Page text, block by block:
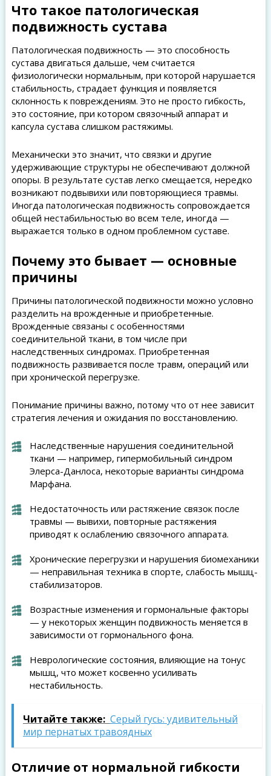
Что такое патологическая
подвижность сустава
Патологическая подвижность — это способность
сустава двигаться дальше, чем считается
физиологически нормальным, при которой нарушается
стабильность, страдает функция и появляется
склонность к повреждениям. Это не просто гибкость,
это состояние, при котором связочный аппарат и
капсула сустава слишком растяжимы.
Механически это значит, что связки и другие
удерживающие структуры не обеспечивают должной
опоры. В результате сустав легко смещается, нередко
возникают подвывихи или повторяющиеся травмы.
Иногда патологическая подвижность сопровождается
общей нестабильностью во всем теле, иногда —
выражается только в одном проблемном суставе.
Почему это бывает — основные
причины
Причины патологической подвижности можно условно
разделить на врожденные и приобретенные.
Врожденные связаны с особенностями
соединительной ткани, в том числе при
наследственных синдромах. Приобретенная
подвижность развивается после травм, операций или
при хронической перегрузке.
Понимание причины важно, потому что от нее зависит
стратегия лечения и ожидания по восстановлению.
Наследственные нарушения соединительной
ткани — например, гипермобильный синдром
Элерса-Данлоса, некоторые варианты синдрома
Марфана.
Недостаточность или растяжение связок после
травмы — вывихи, повторные растяжения
приводят к ослаблению связочного аппарата.
Хронические перегрузки и нарушения биомеханики
— неправильная техника в спорте, слабость мышц-
стабилизаторов.
Возрастные изменения и гормональные факторы
— у некоторых женщин подвижность меняется в
зависимости от гормонального фона.
Неврологические состояния, влияющие на тонус
мышц, что может косвенно усиливать
нестабильность.
Читайте также: Серый гусь: удивительный
мир пернатых травоядных
Отличие от нормальной гибкости